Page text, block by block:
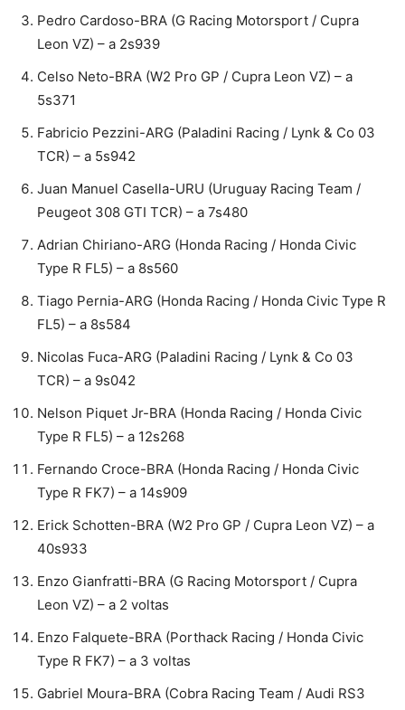
Pedro Cardoso-BRA (G Racing Motorsport / Cupra
Leon VZ) – a 2s939
Celso Neto-BRA (W2 Pro GP / Cupra Leon VZ) – a
5s371
Fabricio Pezzini-ARG (Paladini Racing / Lynk & Co 03
TCR) – a 5s942
Juan Manuel Casella-URU (Uruguay Racing Team /
Peugeot 308 GTI TCR) – a 7s480
Adrian Chiriano-ARG (Honda Racing / Honda Civic
Type R FL5) – a 8s560
Tiago Pernia-ARG (Honda Racing / Honda Civic Type R
FL5) – a 8s584
Nicolas Fuca-ARG (Paladini Racing / Lynk & Co 03
TCR) – a 9s042
Nelson Piquet Jr-BRA (Honda Racing / Honda Civic
Type R FL5) – a 12s268
Fernando Croce-BRA (Honda Racing / Honda Civic
Type R FK7) – a 14s909
Erick Schotten-BRA (W2 Pro GP / Cupra Leon VZ) – a
40s933
Enzo Gianfratti-BRA (G Racing Motorsport / Cupra
Leon VZ) – a 2 voltas
Enzo Falquete-BRA (Porthack Racing / Honda Civic
Type R FK7) – a 3 voltas
Gabriel Moura-BRA (Cobra Racing Team / Audi RS3